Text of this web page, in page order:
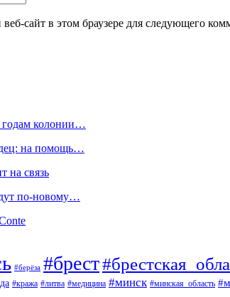
сайт в этом браузере для следующего
годам колонии…
на помощь…
на связь
по-новому…
#берёза #брест
#кража #литва #медицина #минск #минская_область